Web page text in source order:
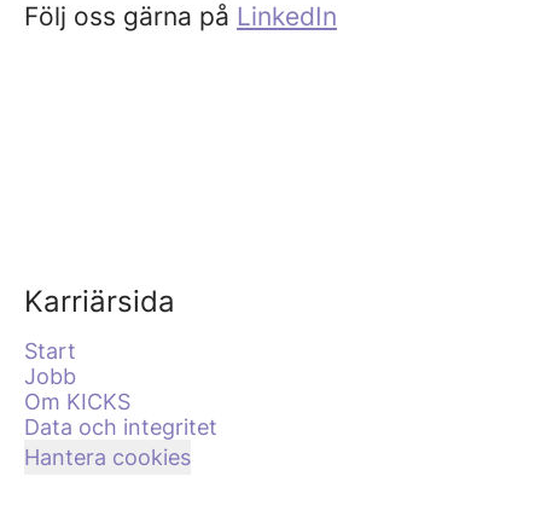
Följ oss gärna på LinkedIn
Karriärsida
Start
Jobb
Om KICKS
Data och integritet
Hantera cookies